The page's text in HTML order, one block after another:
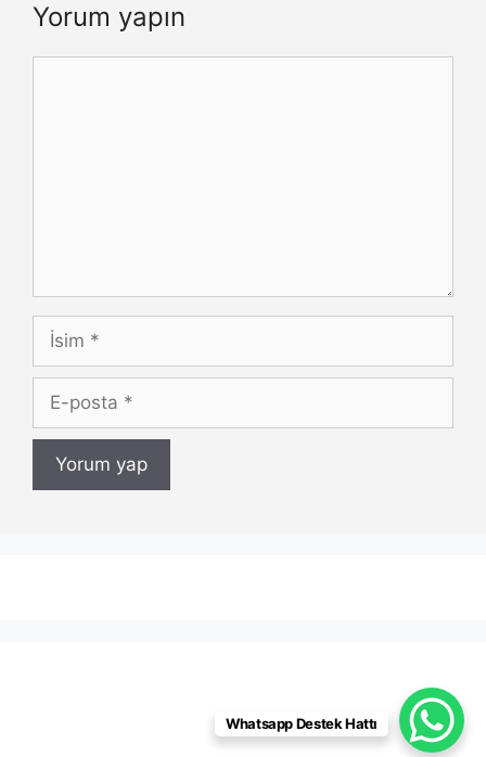
Yorum yapın
İsim
posta
Whatsapp Destek Hattı